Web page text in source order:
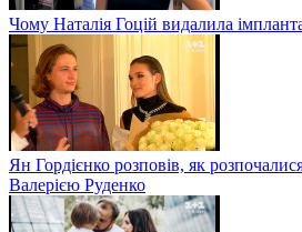
Чому Наталія Гоцій видалила
Ян Гордієнко розповів, як
Валерією Руденко